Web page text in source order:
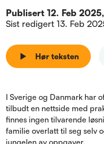
Publisert 12. Feb
Sist redigert 13. Feb
Hør teksten
I Sverige og Danmark har
tilbudt en nettside med
finnes ingen tilvarende
familie overlatt til seg selv
jungelen av oppgaver.